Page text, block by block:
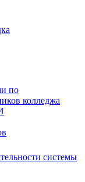
по
колледжа
системы